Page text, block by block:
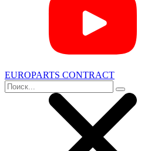
EUROPARTS CONTRACT